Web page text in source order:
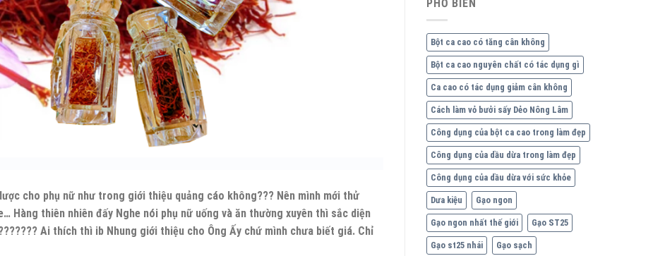
cho phụ nữ như trong giới thiệu quảng cáo không??? Nên mình mới thử
Hàng thiên nhiên đấy Nghe nói phụ nữ uống và ăn thường xuyên thì sắc diện
Ai thích thì ib Nhung giới thiệu cho Ông Ấy chứ mình chưa biết giá. Chỉ
PHỔ BIẾN
Bột ca cao có tăng cân không
Bột ca cao nguyên chất có tác dụng gì
Ca cao có tác dụng giảm cân không
Cách làm vỏ bưởi sấy Dẻo Nông Lâm
Công dụng của bột ca cao trong làm đẹp
Công dụng của dầu dừa trong làm đẹp
Công dụng của dầu dừa với sức khỏe
Dưa kiệu Gạo ngon
Gạo ngon nhất thế giới Gạo ST25
Gạo st25 nhái Gạo sạch